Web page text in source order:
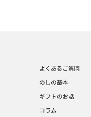
よくあるご質問
のしの基本
ギフトのお話
コラム